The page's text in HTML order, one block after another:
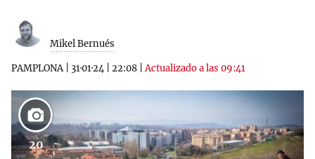
Mikel Bernués
PAMPLONA| 31·01·24 22:08 |Actualizado a las 09:41
20